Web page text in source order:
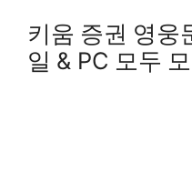
키움 증권 영웅
일 & PC 모두